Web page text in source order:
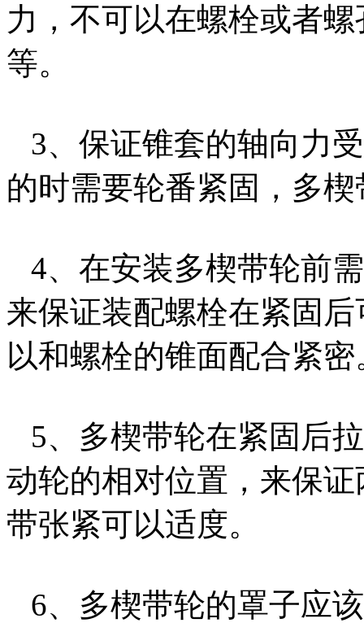
力，不可以在螺栓或者
等。
3、保证锥套的轴向力
的时需要轮番紧固，多
4、在安装多楔带轮前
来保证装配螺栓在紧固
以和螺栓的锥面配合紧密
5、多楔带轮在紧固后
动轮的相对位置，来保
带张紧可以适度。
6、多楔带轮的罩子应